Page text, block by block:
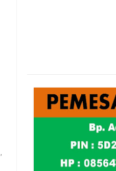
,